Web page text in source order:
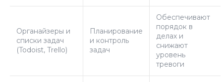
Органайзеры и
списки задач
(Todoist, Trello)
Планирование
и контроль
задач
Обеспечивают
порядок в
делах и
снижают
уровень
тревоги